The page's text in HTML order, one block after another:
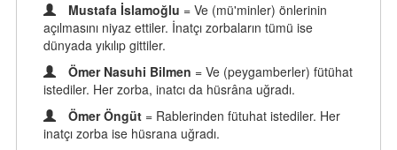
Mustafa İslamoğlu = Ve (mü'minler) önlerinin
açılmasını niyaz ettiler. İnatçı zorbaların tümü ise
dünyada yıkılıp gittiler.
Ömer Nasuhi Bilmen = Ve (peygamberler) fütühat
istediler. Her zorba, inatcı da hüsrâna uğradı.
Ömer Öngüt = Rablerinden fütuhat istediler. Her
inatçı zorba ise hüsrana uğradı.